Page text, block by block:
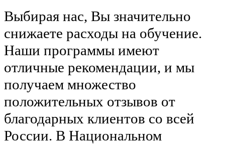
Выбирая нас, Вы значительно
снижаете расходы на обучение.
Наши программы имеют
отличные рекомендации, и мы
получаем множество
положительных отзывов от
благодарных клиентов со всей
России. В Национальном